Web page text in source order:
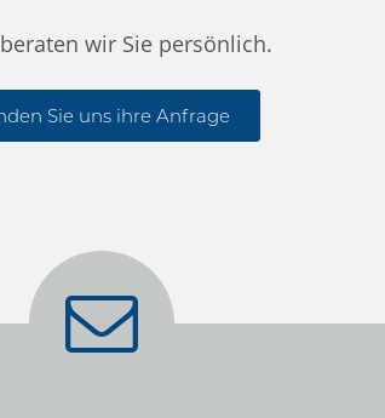
wir Sie persönlich.
Sie uns ihre Anfrage